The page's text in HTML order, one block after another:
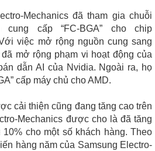
Mechanics đã tham gia chuỗi
cấp “FC-BGA” cho chip
việc mở rộng nguồn cung sang
đã mở rộng phạm vi hoạt động của
dẫn AI của Nvidia. Ngoài ra, họ
cấp máy chủ cho AMD.
cải thiện cũng đang tăng cao trên
Mechanics được cho là đã tăng
cho một số khách hàng. Theo
​​hàng năm của Samsung Electro-